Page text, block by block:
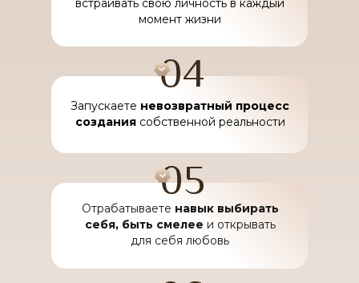
встраивать свою личность в каждый
момент жизни
05
Отрабатываете навык выбирать
себя, быть смелее и открывать
для себя любовь
04
Запускаете невозвратный процесс
созданиясобственной реальности